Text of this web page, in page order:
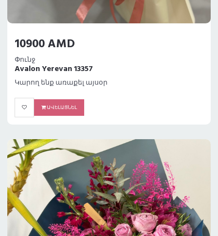
10900 AMD
Փունջ
Avalon Yerevan 13357
Կարող ենք առաքել այսօր
ԱՎԵԼԱՑՆԵԼ